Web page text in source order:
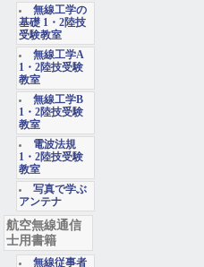
無線工学の
基礎 1・2陸技
受験教室
無線工学A
1・2陸技受験
教室
無線工学B
1・2陸技受験
教室
電波法規
1・2陸技受験
教室
写真で学ぶ
アンテナ
航空無線通信
士用書籍
無線従事者